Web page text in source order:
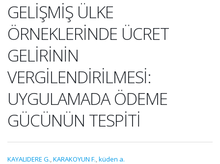
GELİŞMİŞ ÜLKE
ÖRNEKLERİNDE ÜCRET
GELİRİNİN
VERGİLENDİRİLMESİ:
UYGULAMADA ÖDEME
GÜCÜNÜN TESPİTİ
KAYALIDERE G.,KARAKOYUN F.,küden a.